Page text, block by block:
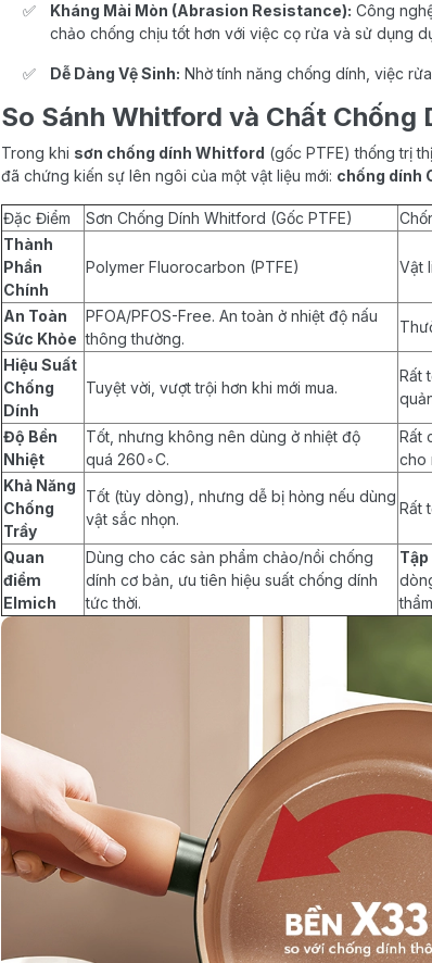
Kháng Mài Mòn (Abrasion Resistance): Công
chảo chống chịu tốt hơn với việc cọ rửa và sử dụng
Dễ Dàng Vệ Sinh: Nhờ tính năng chống dính, việc
So Sánh Whitford và Chất Chống
Trong khi sơn chống dính Whitford (gốc PTFE) thống trị
đã chứng kiến sự lên ngôi của một vật liệu mới: chống dính
Đặc Điểm Sơn Chống Dính Whitford (Gốc PTFE)
Thành
Phần
Chính
Polymer Fluorocarbon (PTFE) Vật
An Toàn
Sức Khỏe
PFOA/PFOS-Free. An toàn ở nhiệt độ nấu
thông thường.
Hiệu Suất
Chống
Dính
Tuyệt vời, vượt trội hơn khi mới mua.
Rất
Độ Bền
Nhiệt
Tốt, nhưng không nên dùng ở nhiệt độ
quá 260∘C.
Rất
cho
Khả Năng
Chống
Trầy
Tốt (tùy dòng), nhưng dễ bị hỏng nếu dùng
vật sắc nhọn.
Rất
Quan
điểm
Elmich
Dùng cho các sản phẩm chảo/nồi chống
dính cơ bản, ưu tiên hiệu suất chống dính
tức thời.